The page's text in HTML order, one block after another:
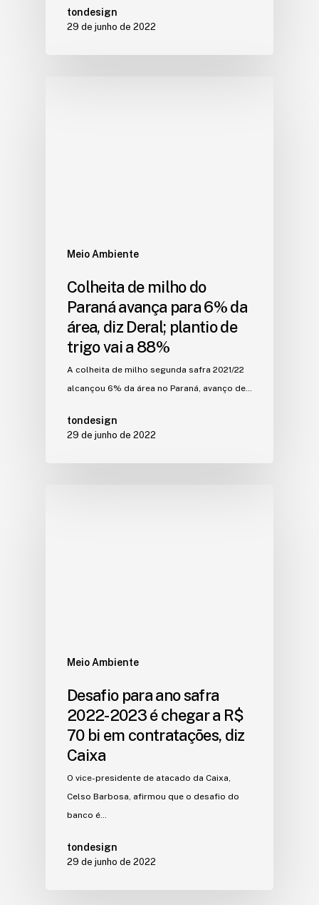
tondesign
29 de junho de 2022
Meio Ambiente
Colheita de milho do
Paraná avança para 6% da
área, diz Deral; plantio de
trigo vai a 88%
A colheita de milho segunda safra 2021/22
alcançou 6% da área no Paraná, avanço de…
tondesign
29 de junho de 2022
Meio Ambiente
Desafio para ano safra
2022-2023 é chegar a R$
70 bi em contratações, diz
Caixa
O vice-presidente de atacado da Caixa,
Celso Barbosa, afirmou que o desafio do
banco é…
tondesign
29 de junho de 2022